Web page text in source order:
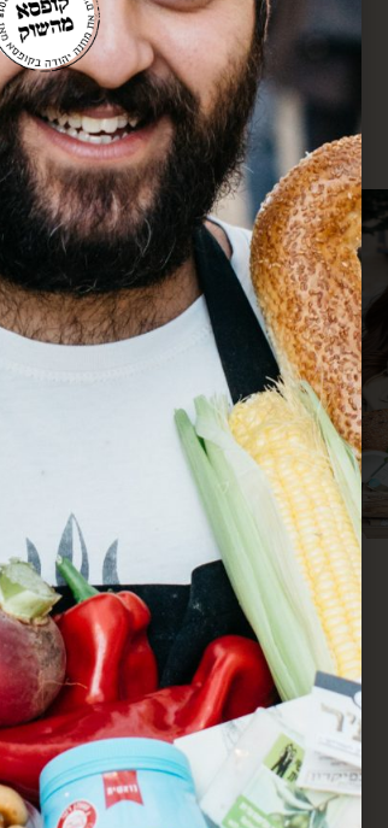
חן, אם
שלך
הסרטון, אבל
את
בזכותך
גם מרחוק.